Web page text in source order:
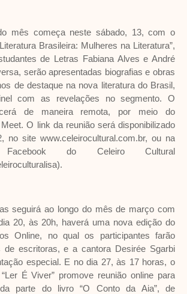
mês começa neste sábado, 13, com o
Brasileira: Mulheres na Literatura”,
de Letras Fabiana Alves e André
serão apresentadas biografias e obras
de destaque na nova literatura do Brasil,
com as revelações no segmento. O
de maneira remota, por meio do
O link da reunião será disponibilizado
no site www.celeirocultural.com.br, ou na
do Celeiro Cultural
seguirá ao longo do mês de março com
20, às 20h, haverá uma nova edição do
Online, no qual os participantes farão
de escritoras, e a cantora Desirée Sgarbi
especial. E no dia 27, às 17 horas, o
É Viver” promove reunião online para
parte do livro “O Conto da Aia”, de